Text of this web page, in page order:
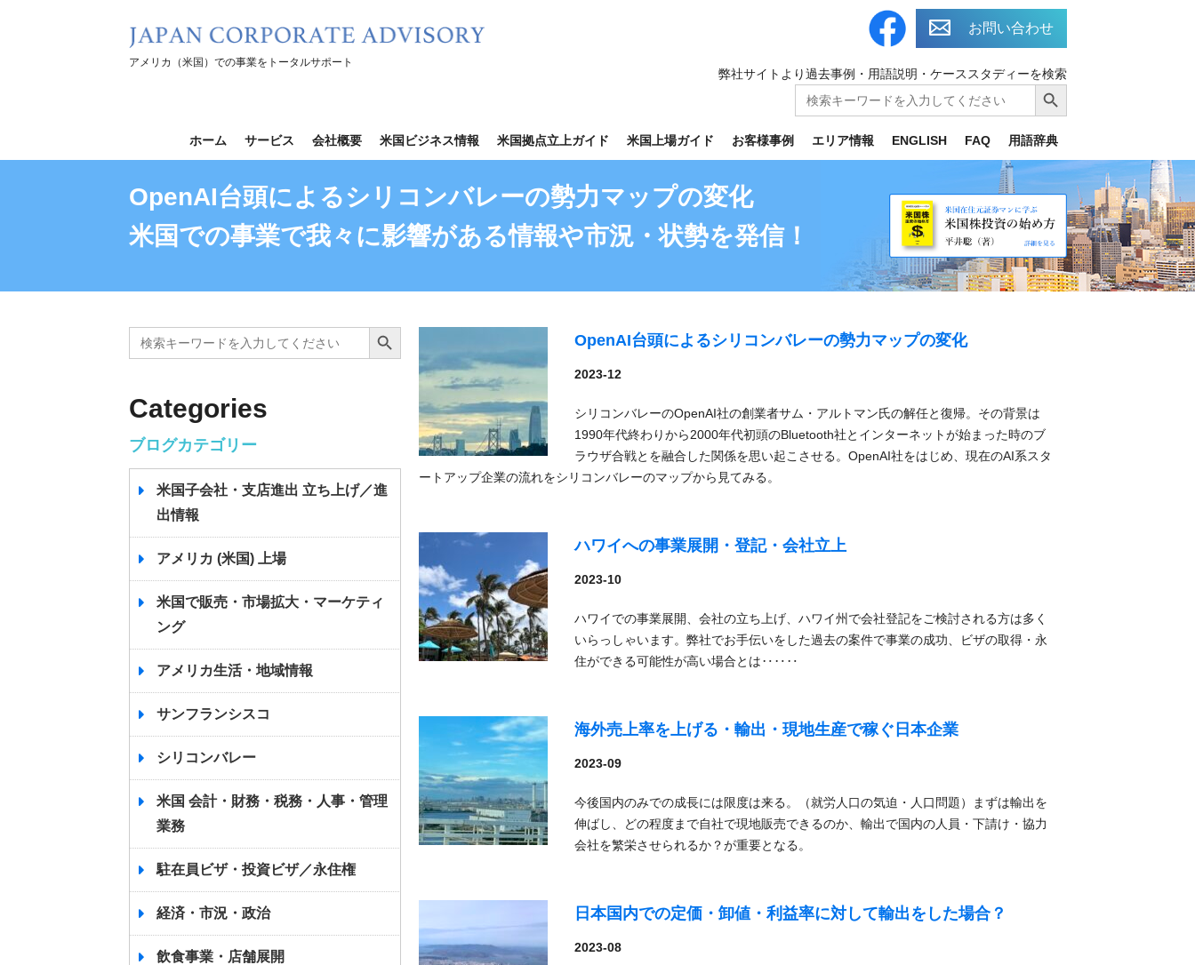
ス
アメリカ（米国）での事業をトータルサポート
お問い合わせ
弊社サイトより過去事例・用語説明・ケーススタディーを検索
Search
for:
Search Button
ホーム サービス 会社概要 米国ビジネス情報 米国拠点立上ガイド 米国上場ガイド お客様事例 エリア情報 ENGLISH FAQ 用語辞典
OpenAI台頭によるシリコンバレーの勢力マップの変化
米国での事業で我々に影響がある情報や市況・状勢を発信！
OpenAI台頭によるシリコンバレーの勢力マップの変化
2023-12
シリコンバレーのOpenAI社の創業者サム・アルトマン氏の解任と復帰。その背景は
1990年代終わりから2000年代初頭のBluetooth社とインターネットが始まった時のブ
ラウザ合戦とを融合した関係を思い起こさせる。OpenAI社をはじめ、現在のAI系スタ
ートアップ企業の流れをシリコンバレーのマップから見てみる。
ハワイへの事業展開・登記・会社立上
2023-10
ハワイでの事業展開、会社の立ち上げ、ハワイ州で会社登記をご検討される方は多く
いらっしゃいます。弊社でお手伝いをした過去の案件で事業の成功、ビザの取得・永
住ができる可能性が高い場合とは‥‥‥
海外売上率を上げる・輸出・現地生産で稼ぐ日本企業
2023-09
今後国内のみでの成長には限度は来る。（就労人口の気迫・人口問題）まずは輸出を
伸ばし、どの程度まで自社で現地販売できるのか、輸出で国内の人員・下請け・協力
会社を繁栄させられるか？が重要となる。
日本国内での定価・卸値・利益率に対して輸出をした場合？
2023-08
Search
for:
Search Button
Categories
ブログカテゴリー
米国子会社・支店進出 立ち上げ／進
出情報
アメリカ (米国) 上場
米国で販売・市場拡大・マーケティ
ング
アメリカ生活・地域情報
サンフランシスコ
シリコンバレー
米国 会計・財務・税務・人事・管理
業務
駐在員ビザ・投資ビザ／永住権
経済・市況・政治
飲食事業・店舗展開